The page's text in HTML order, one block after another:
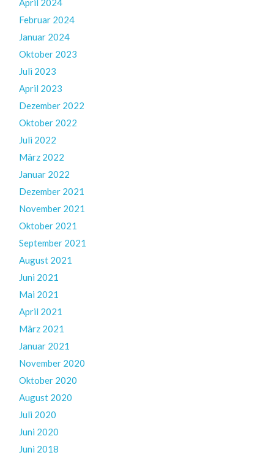
April 2024
Februar 2024
Januar 2024
Oktober 2023
Juli 2023
April 2023
Dezember 2022
Oktober 2022
Juli 2022
März 2022
Januar 2022
Dezember 2021
November 2021
Oktober 2021
September 2021
August 2021
Juni 2021
Mai 2021
April 2021
März 2021
Januar 2021
November 2020
Oktober 2020
August 2020
Juli 2020
Juni 2020
Juni 2018